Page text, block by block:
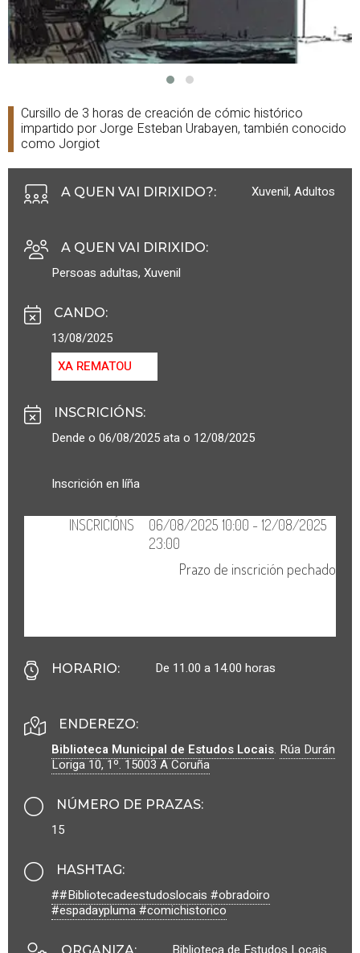
Cursillo de 3 horas de creación de cómic histórico
impartido por Jorge Esteban Urabayen, también conocido
como Jorgiot
A QUEN VAI DIRIXIDO?: Xuvenil, Adultos
A QUEN VAI DIRIXIDO:
Persoas adultas, Xuvenil
CANDO:
13/08/2025
XA REMATOU
INSCRICIÓNS:
Dende o 06/08/2025 ata o 12/08/2025
Inscrición en líña
HORARIO: De 11.00 a 14.00 horas
ENDEREZO:
Biblioteca Municipal de Estudos Locais. Rúa Durán
Loriga 10, 1º.15003A Coruña
NÚMERO DE PRAZAS:
15
HASHTAG:
##Bibliotecadeestudoslocais #obradoiro
#espadaypluma #comichistorico
ORGANIZA: